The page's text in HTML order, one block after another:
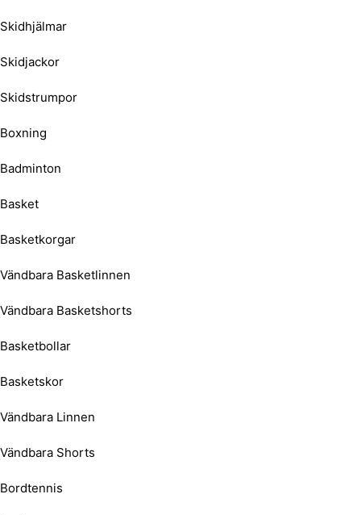
Skidhjälmar
Skidjackor
Skidstrumpor
Boxning
Badminton
Basket
Basketkorgar
Vändbara Basketlinnen
Vändbara Basketshorts
Basketbollar
Basketskor
Vändbara Linnen
Vändbara Shorts
Bordtennis